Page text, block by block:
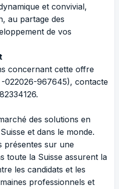
et convivial,
au partage des
de vos
concernant cette offre
022026-967645), contacte
des solutions en
et dans le monde.
présentes sur une
toute la Suisse assurent la
les candidats et les
professionnels et